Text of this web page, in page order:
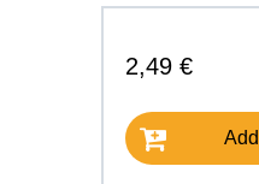
2,49 €